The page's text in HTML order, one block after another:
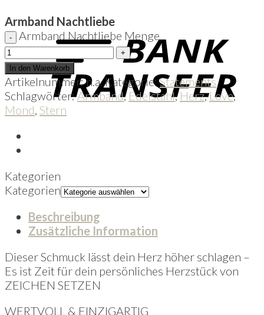
Armband Nachtliebe
Armband Nachtliebe Menge
In den Warenkorb
Artikelnummer:n.a.Kategorie:Statements
Schlagwörter:Armband,Edelstahl,Herz,Love,
Mond Stern
Kategorien
Kategorien
Beschreibung
Zusätzliche Information
Dieser Schmuck lässt dein Herz höher schlagen –
Es ist Zeit für dein persönliches Herzstück von
ZEICHEN SETZEN
WERTVOLL & EINZIGARTIG